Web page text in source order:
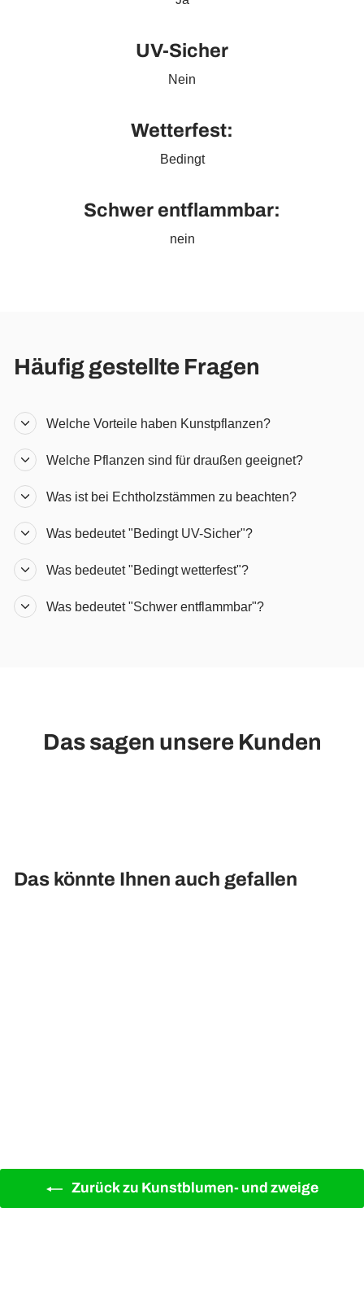
UV-Sicher
Nein
Wetterfest:
Bedingt
Schwer entflammbar:
nein
Häufig gestellte Fragen
Welche Vorteile haben Kunstpflanzen?
Welche Pflanzen sind für draußen geeignet?
Was ist bei Echtholzstämmen zu beachten?
Was bedeutet "Bedingt UV-Sicher"?
Was bedeutet "Bedingt wetterfest"?
Was bedeutet "Schwer entflammbar"?
Das sagen unsere Kunden
Das könnte Ihnen auch gefallen
Zurück zu Kunstblumen- und zweige